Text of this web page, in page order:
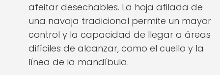
afeitar desechables. La hoja afilada de
una navaja tradicional permite un mayor
control y la capacidad de llegar a áreas
difíciles de alcanzar, como el cuello y la
línea de la mandíbula.